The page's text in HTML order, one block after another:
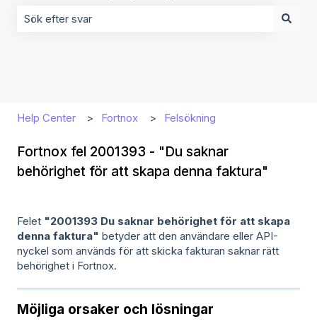
Help Center Fortnox Felsökning
Fortnox fel 2001393 - "Du saknar
behörighet för att skapa denna faktura"
Felet "2001393 Du saknar behörighet för att skapa
denna faktura" betyder att den användare eller API-
nyckel som används för att skicka fakturan saknar rätt
behörighet i Fortnox.
Möjliga orsaker och lösningar